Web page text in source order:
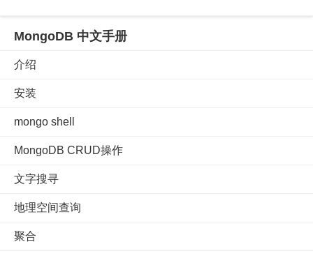
MongoDB 中文手册
介绍
安装
mongo shell
MongoDB CRUD操作
文字搜寻
地理空间查询
聚合